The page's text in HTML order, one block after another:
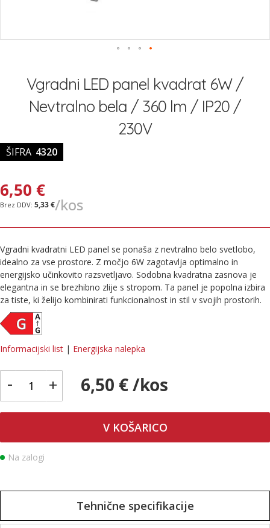
začetekVgradni LED panel kvadrat 6W /
Nevtralno bela / 360 lm / IP20 /
230V
ŠIFRA 4320
6,50 €
5,33 €/kos
Vgradni kvadratni LED panel se ponaša z nevtralno belo svetlobo,
idealno za vse prostore. Z močjo 6W zagotavlja optimalno in
energijsko učinkovito razsvetljavo. Sodobna kvadratna zasnova je
elegantna in se brezhibno zlije s stropom. Ta panel je popolna izbira
za tiste, ki želijo kombinirati funkcionalnost in stil v svojih prostorih.
Informacijski list | Energijska nalepka
- + 6,50 € /kos
V KOŠARICO
Na zalogi
Tehnične specifikacije